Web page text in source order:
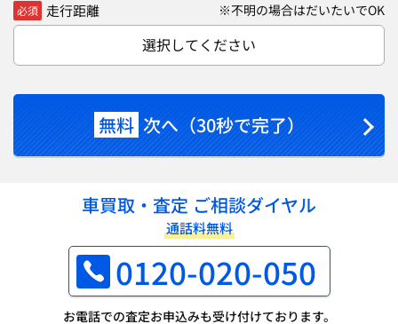
必須 走行距離 ※不明の場合はだいたいでOK
選択してください
無料 次へ（30秒で完了）
車買取・査定 ご相談ダイヤル
通話料無料
0120-020-050
お電話での査定お申込みも受け付けております。